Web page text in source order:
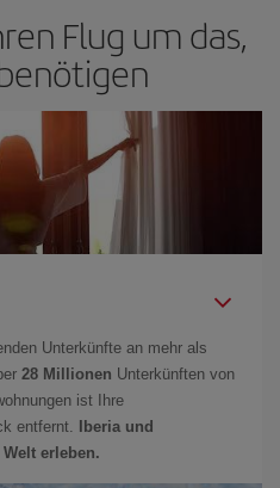
Flug um das,
Unterkünfte an mehr als
28 Millionen Unterkünften von
ist Ihre
entfernt.
Iberia und
erleben.